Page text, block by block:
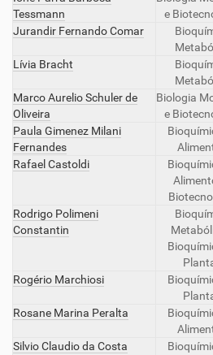
Tessmann
e
Jurandir Fernando Comar
Lívia Bracht
Marco Aurelio Schuler de
Oliveira
Biologia
e
Paula Gimenez Milani
Fernandes
Rafael Castoldi
Rodrigo Polimeni
Constantin
Rogério Marchiosi
Rosane Marina Peralta
Silvio Claudio da Costa